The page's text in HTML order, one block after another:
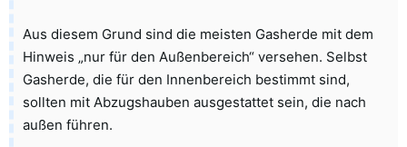
Aus diesem Grund sind die meisten Gasherde mit dem
Hinweis „nur für den Außenbereich“ versehen. Selbst
Gasherde, die für den Innenbereich bestimmt sind,
sollten mit Abzugshauben ausgestattet sein, die nach
außen führen.